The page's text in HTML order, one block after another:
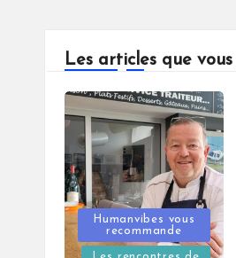
Les articles que
Posted
in
Humanvibes vous
recommande